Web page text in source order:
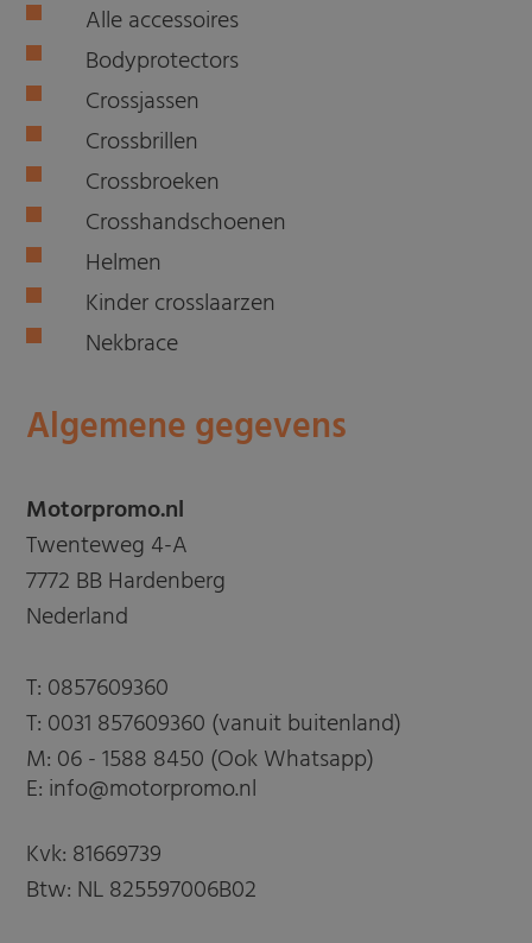
Alle accessoires
Bodyprotectors
Crossjassen
Crossbrillen
Crossbroeken
Crosshandschoenen
Helmen
Kinder crosslaarzen
Nekbrace
Algemene gegevens
Motorpromo.nl
Twenteweg 4-A
7772 BB Hardenberg
Nederland
T: 0857609360
T: 0031 857609360 (vanuit buitenland)
M: 06 - 1588 8450 (Ook Whatsapp)
E: info@motorpromo.nl
Kvk: 81669739
Btw: NL 825597006B02